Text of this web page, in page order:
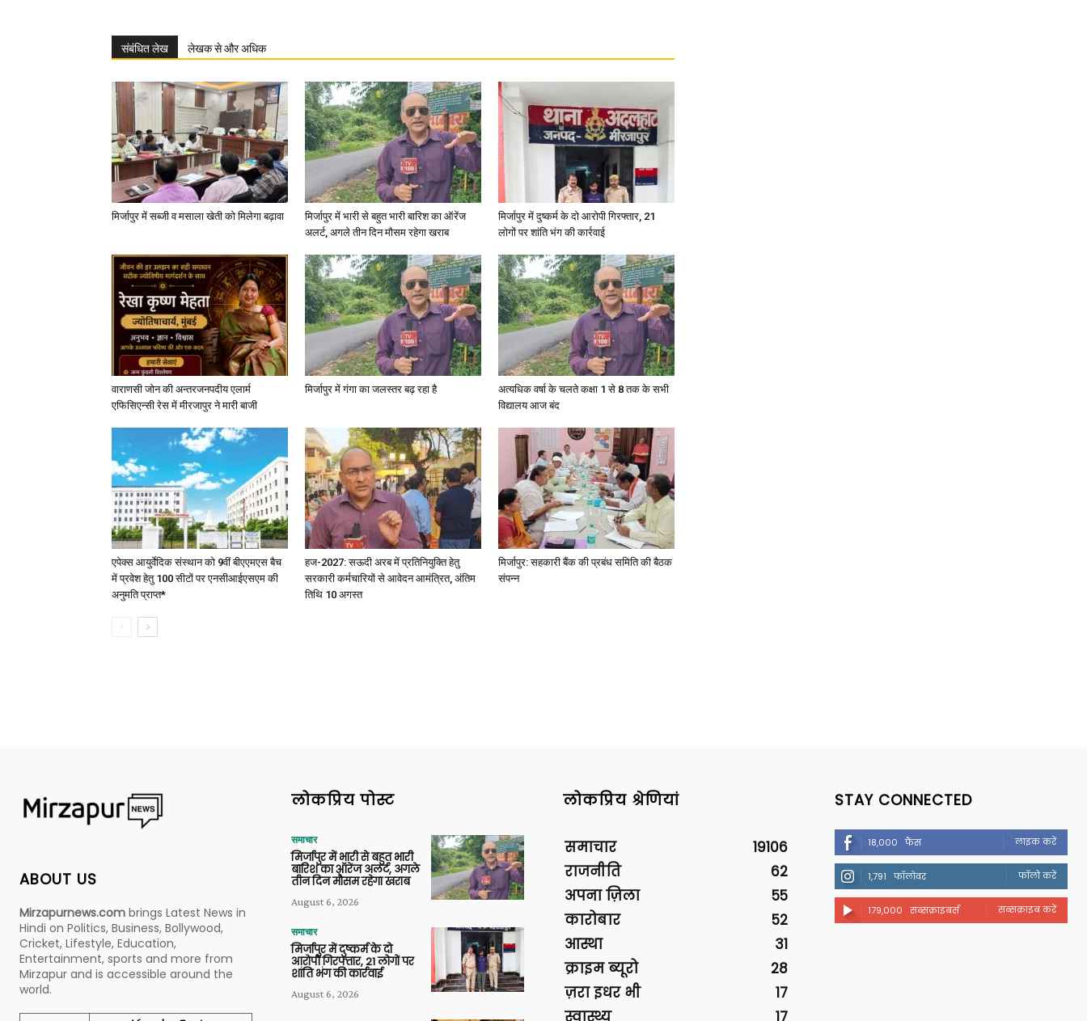
संबंधित लेख लेखक से और अधिक
मिर्जापुर में सब्जी व मसाला खेती को मिलेगा बढ़ावा
मिर्जापुर में भारी से बहुत भारी बारिश का ऑरेंज
अलर्ट, अगले तीन दिन मौसम रहेगा खराब
मिर्जापुर में दुष्कर्म के दो आरोपी गिरफ्तार, 21
लोगों पर शांति भंग की कार्रवाई
वाराणसी जोन की अन्तरजनपदीय एलार्म
एफिसिएन्सी रेस में मीरजापुर ने मारी बाजी
मिर्जापुर में गंगा का जलस्तर बढ़ रहा है
अत्यधिक वर्षा के चलते कक्षा 1 से 8 तक के सभी
विद्यालय आज बंद
एपेक्स आयुर्वेदिक संस्थान को 9वीं बीएएमएस बैच
में प्रवेश हेतु 100 सीटों पर एनसीआईएसएम की
अनुमति प्राप्त*
हज-2027: सऊदी अरब में प्रतिनियुक्ति हेतु
सरकारी कर्मचारियों से आवेदन आमंत्रित, अंतिम
तिथि 10 अगस्त
मिर्जापुर: सहकारी बैंक की प्रबंध समिति की बैठक
संपन्न
ABOUT US
Mirzapurnews.com brings Latest News in
Hindi on Politics, Business, Bollywood,
Cricket, Lifestyle, Education,
Entertainment, sports and more from
Mirzapur and is accessible around the
world.
लोकप्रिय पोस्ट
समाचार
मिर्जापुर में भारी से बहुत भारी
बारिश का ऑरेंज अलर्ट, अगले
तीन दिन मौसम रहेगा खराब
August 6, 2026
समाचार
मिर्जापुर में दुष्कर्म के दो
आरोपी गिरफ्तार, 21 लोगों पर
शांति भंग की कार्रवाई
August 6, 2026
लोकप्रिय श्रेणियां
समाचार
19106
राजनीति
62
अपना ज़िला
55
कारोबार
52
आस्था
31
क्राइम ब्यूरो
28
ज़रा इधर भी
17
स्वास्थ्य
17
STAY CONNECTED
18,000 फैंस लाइक करें
1,791 फॉलोवर फॉलो करें
179,000 सब्सक्राइबर्स सब्सक्राइब करें